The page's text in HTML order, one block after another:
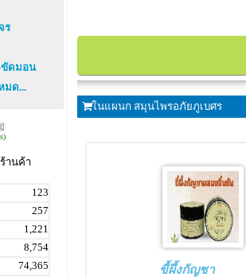
ร
ขัดมอน
มด...
านค้า
123
257
1,221
8,754
74,365
ในแผนก สมุนไพรอภัยภูเบศร
ขี้ผึ้งกัญชา